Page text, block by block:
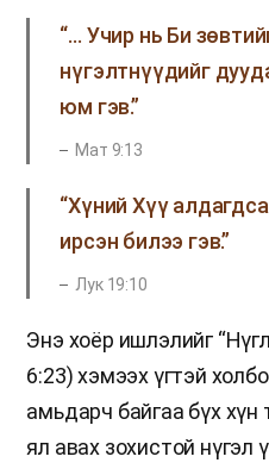
“… Учир нь Би
нүгэлтнүүдийг
юм гэв.”
Мат 9:13
“Хүний Хүү
ирсэн билээ гэв.”
Лук 19:10
Энэ хоёр ишлэлийг
6:23) хэмээх үгтэй
амьдарч байгаа бүх
ял авах зохистой